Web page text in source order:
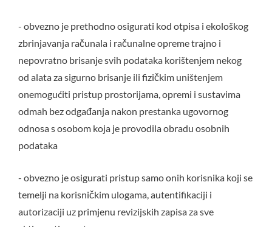
- obvezno je prethodno osigurati kod otpisa i ekološkog
zbrinjavanja računala i računalne opreme trajno i
nepovratno brisanje svih podataka korištenjem nekog
od alata za sigurno brisanje ili fizičkim uništenjem
onemogućiti pristup prostorijama, opremi i sustavima
odmah bez odgađanja nakon prestanka ugovornog
odnosa s osobom koja je provodila obradu osobnih
podataka
- obvezno je osigurati pristup samo onih korisnika koji se
temelji na korisničkim ulogama, autentifikaciji i
autorizaciji uz primjenu revizijskih zapisa za sve